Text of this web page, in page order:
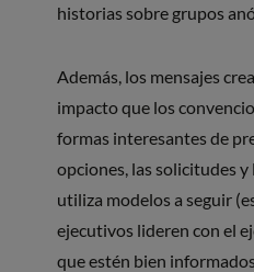
historias sobre grupos
Además, los mensajes
impacto que los
formas interesantes de
opciones, las solicitudes
utiliza modelos a seguir
ejecutivos lideren con el
que estén bien